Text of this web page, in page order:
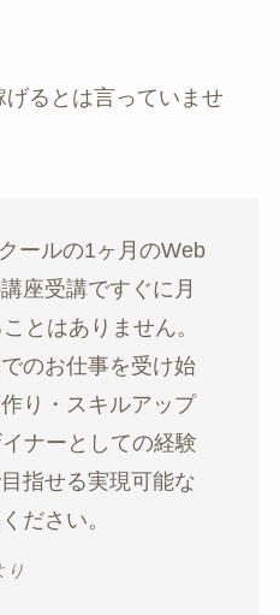
げるとは言っていませ
ールの1ヶ月のWeb
座受講ですぐに月
とはありません。
のお仕事を受け始
り・スキルアップ
ナーとしての経験
指せる実現可能な
ださい。
り